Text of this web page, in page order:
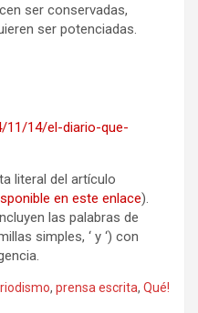
ser conservadas,
ser potenciadas.
11/14/el-diario-que-
literal del artículo
en este enlace).
las palabras de
simples, ‘ y ‘) con
, prensa escrita, Qué!